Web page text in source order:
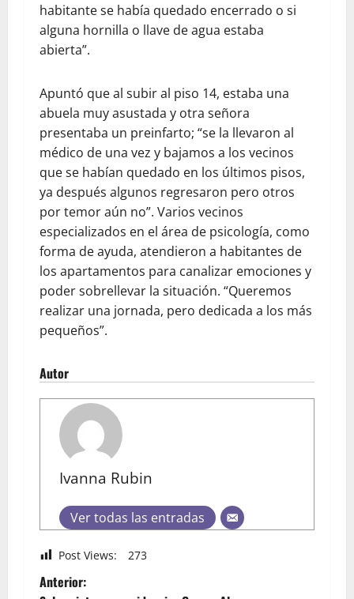
habitante se había quedado encerrado o si
alguna hornilla o llave de agua estaba
abierta”.
Apuntó que al subir al piso 14, estaba una
abuela muy asustada y otra señora
presentaba un preinfarto; “se la llevaron al
médico de una vez y bajamos a los vecinos
que se habían quedado en los últimos pisos,
ya después algunos regresaron pero otros
por temor aún no”. Varios vecinos
especializados en el área de psicología, como
forma de ayuda, atendieron a habitantes de
los apartamentos para canalizar emociones y
poder sobrellevar la situación. “Queremos
realizar una jornada, pero dedicada a los más
pequeños”.
Autor
Ivanna Rubin
Ver todas las entradas
Post Views: 273
Anterior: